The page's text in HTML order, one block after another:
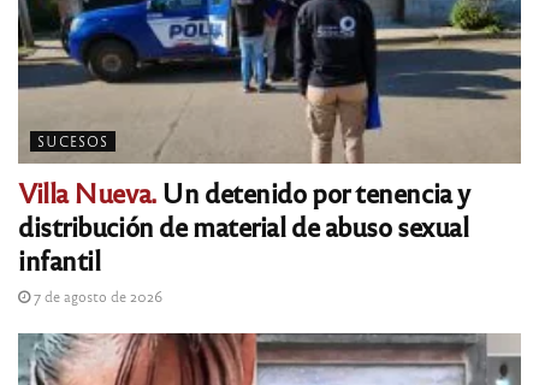
SUCESOS
Villa Nueva.Un detenido por tenencia y
distribución de material de abuso sexual
infantil
7 de agosto de 2026